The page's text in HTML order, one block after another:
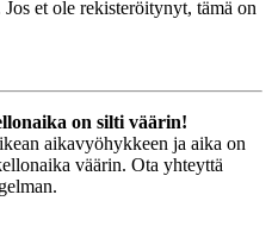
et ole rekisteröitynyt, tämä on
on silti väärin!
aikavyöhykkeen ja aika on
väärin. Ota yhteyttä